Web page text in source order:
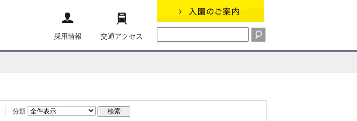
採用情報 交通アクセス
分類